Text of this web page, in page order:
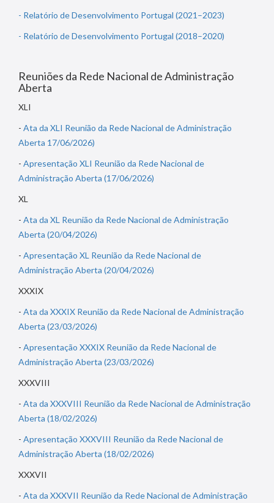
- Relatório de Desenvolvimento Portugal (2021–2023)
- Relatório de Desenvolvimento Portugal (2018–2020)
Reuniões da Rede Nacional de Administração
Aberta
XLI
- Ata da XLI Reunião da Rede Nacional de Administração
Aberta 17/06/2026)
- Apresentação XLI Reunião da Rede Nacional de
Administração Aberta (17/06/2026)
XL
- Ata da XL Reunião da Rede Nacional de Administração
Aberta (20/04/2026)
- Apresentação XL Reunião da Rede Nacional de
Administração Aberta (20/04/2026)
XXXIX
- Ata da XXXIX Reunião da Rede Nacional de Administração
Aberta (23/03/2026)
- Apresentação XXXIX Reunião da Rede Nacional de
Administração Aberta (23/03/2026)
XXXVIII
- Ata da XXXVIII Reunião da Rede Nacional de Administração
Aberta (18/02/2026)
- Apresentação XXXVIII Reunião da Rede Nacional de
Administração Aberta (18/02/2026)
XXXVII
- Ata da XXXVII Reunião da Rede Nacional de Administração